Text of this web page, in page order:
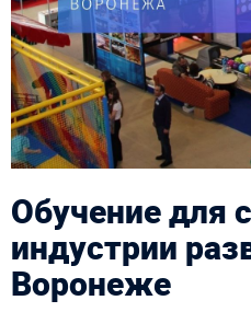
Обучение для
индустрии
Воронеже